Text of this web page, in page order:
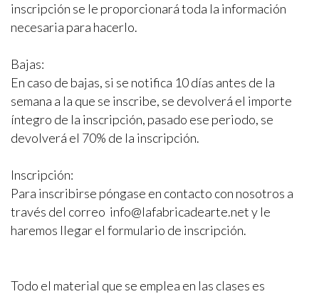
inscripción se le proporcionará toda la información
necesaria para hacerlo.
Bajas:
En caso de bajas, si se notifica 10 días antes de la
semana a la que se inscribe, se devolverá el importe
íntegro de la inscripción, pasado ese periodo, se
devolverá el 70% de la inscripción.
Inscripción:
Para inscribirse póngase en contacto con nosotros a
través del correo info@lafabricadearte.nety le
haremos llegar el formulario de inscripción.
Todo el material que se emplea en las clases es